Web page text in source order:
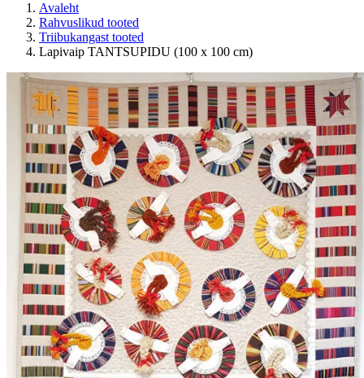
Avaleht
Rahvuslikud tooted
Triibukangast tooted
Lapivaip TANTSUPIDU (100 x 100 cm)